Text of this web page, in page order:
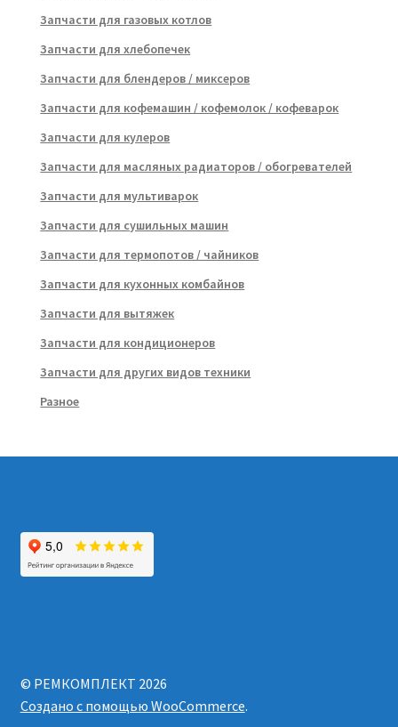
Запчасти для газовых котлов
Запчасти для хлебопечек
Запчасти для блендеров / миксеров
Запчасти для кофемашин / кофемолок / кофеварок
Запчасти для кулеров
Запчасти для масляных радиаторов / обогревателей
Запчасти для мультиварок
Запчасти для сушильных машин
Запчасти для термопотов / чайников
Запчасти для кухонных комбайнов
Запчасти для вытяжек
Запчасти для кондиционеров
Запчасти для других видов техники
Разное
© РЕМКОМПЛЕКТ 2026
Создано с помощью WooCommerce.